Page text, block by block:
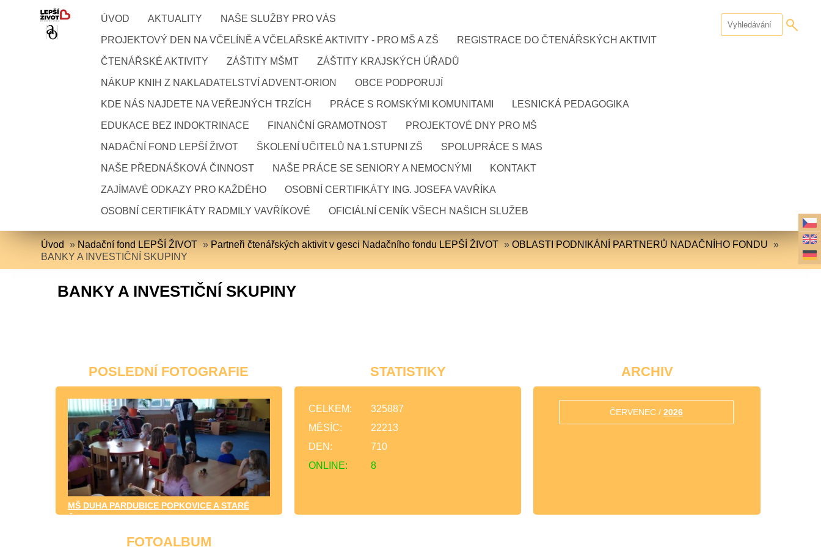
ÚVOD AKTUALITY NAŠE SLUŽBY PRO VÁS
PROJEKTOVÝ DEN NA VČELÍNĚ A VČELAŘSKÉ AKTIVITY - PRO MŠ A ZŠ REGISTRACE DO ČTENÁŘSKÝCH AKTIVIT
ČTENÁŘSKÉ AKTIVITY ZÁŠTITY MŠMT ZÁŠTITY KRAJSKÝCH ÚŘADŮ
NÁKUP KNIH Z NAKLADATELSTVÍ ADVENT-ORION OBCE PODPORUJÍ
KDE NÁS NAJDETE NA VEŘEJNÝCH TRZÍCH PRÁCE S ROMSKÝMI KOMUNITAMI LESNICKÁ PEDAGOGIKA
EDUKACE BEZ INDOKTRINACE FINANČNÍ GRAMOTNOST PROJEKTOVÉ DNY PRO MŠ
NADAČNÍ FOND LEPŠÍ ŽIVOT ŠKOLENÍ UČITELŮ NA 1.STUPNI ZŠ SPOLUPRÁCE S MAS
NAŠE PŘEDNÁŠKOVÁ ČINNOST NAŠE PRÁCE SE SENIORY A NEMOCNÝMI KONTAKT
ZAJÍMAVÉ ODKAZY PRO KAŽDÉHO OSOBNÍ CERTIFIKÁTY ING. JOSEFA VAVŘÍKA
OSOBNÍ CERTIFIKÁTY RADMILY VAVŘÍKOVÉ OFICIÁLNÍ CENÍK VŠECH NAŠICH SLUŽEB
Úvod » Nadační fond LEPŠÍ ŽIVOT » Partneři čtenářských aktivit v gesci Nadačního fondu LEPŠÍ ŽIVOT »OBLASTI PODNIKÁNÍ PARTNERŮ NADAČNÍHO FONDU »
BANKY A INVESTIČNÍ SKUPINY
BANKY A INVESTIČNÍ SKUPINY
POSLEDNÍ FOTOGRAFIE
MŠ DUHA PARDUBICE POPKOVICE A STARÉ
ČIVICE
STATISTIKY
ONLINE: 8
CELKEM:
325887
MĚSÍC:
22213
DEN:
710
ARCHIV
ČERVENEC /2026
FOTOALBUM